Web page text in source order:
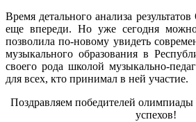
Время детального анализа
еще впереди. Но уже сегодня
позволила по-новому увидеть
музыкального образования в
своего рода школой музыкально-
для всех, кто принимал в ней участие.
Поздравляем победителей
успехов!